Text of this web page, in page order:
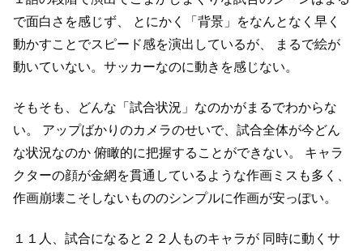
で面白さを感じず、
とにかく「背景」をなんとなく早く
動かすことでスピード感を演出しているが、
まるで絵が
動いていない。サッカーなのに動きを感じない。
そもそも、どんな「試合状況」なのかがまるでわからな
い。
アップばかりのカメラのせいで、試合全体が今どん
な状況なのか 俯瞰的に把握することができない。
キャラ
クターの顔が金網を貫通しているような作画ミスも多く、
作画崩壊こそしないもののシンプルに作画が安っぽい。
１１人、試合になると２２人ものキャラが 同時に動くサ